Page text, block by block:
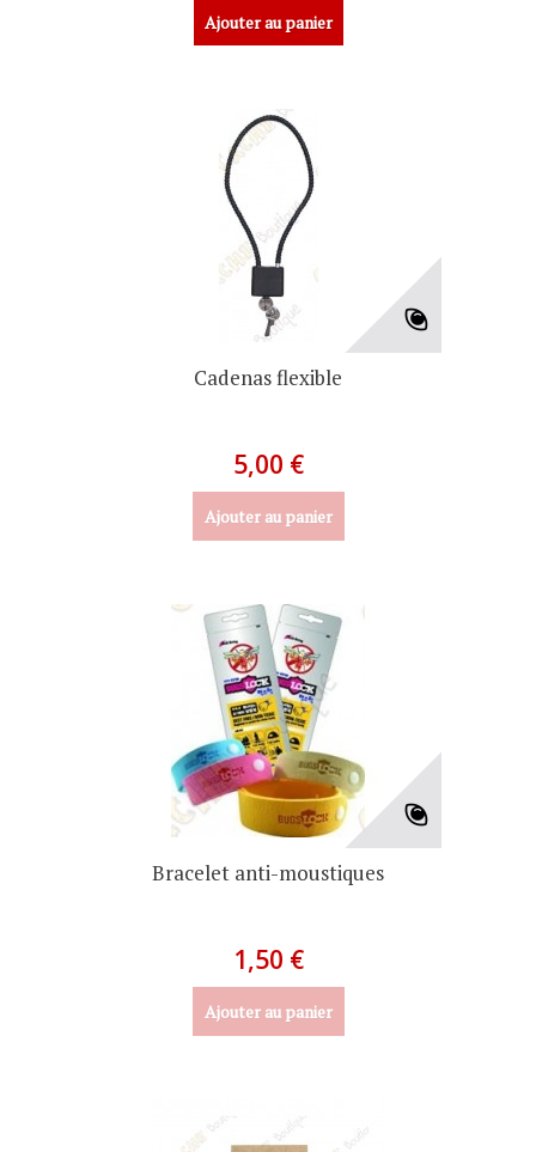
Ajouter au panier
Cadenas flexible
5,00 €
Ajouter au panier
Bracelet anti-moustiques
1,50 €
Ajouter au panier